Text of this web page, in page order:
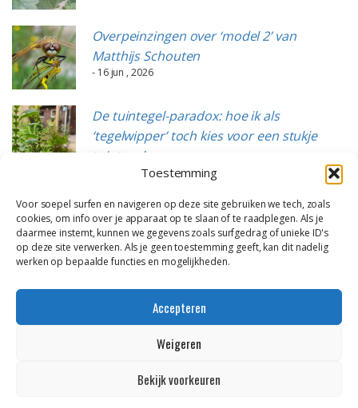
Toestemming
Voor soepel surfen en navigeren op deze site gebruiken we tech, zoals
cookies, om info over je apparaat op te slaan of te raadplegen. Als je
daarmee instemt, kunnen we gegevens zoals surfgedrag of unieke ID's
op deze site verwerken. Als je geen toestemming geeft, kan dit nadelig
werken op bepaalde functies en mogelijkheden.
Accepteren
Weigeren
Bekijk voorkeuren
Overpeinzingen over ‘model 2’ van
Matthijs Schouten
- 16 jun , 2026
De tuintegel-paradox: hoe ik als
‘tegelwipper’ toch kies voor een stukje
tuintegels
- 15 jun , 2026
Alle content op deze website is eigendom van DailyGreenspiration en
tekst berusten dus onze copyrights. Wil je wat gebruiken? Neem dan
contact op! * * * Thema van